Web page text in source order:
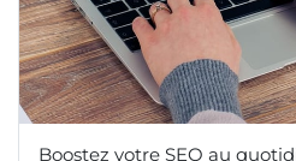
Boostez votre SEO au